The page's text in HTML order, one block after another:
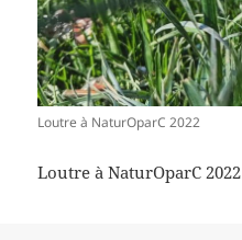
Loutre à NaturOparC 2022
Loutre à NaturOparC 2022